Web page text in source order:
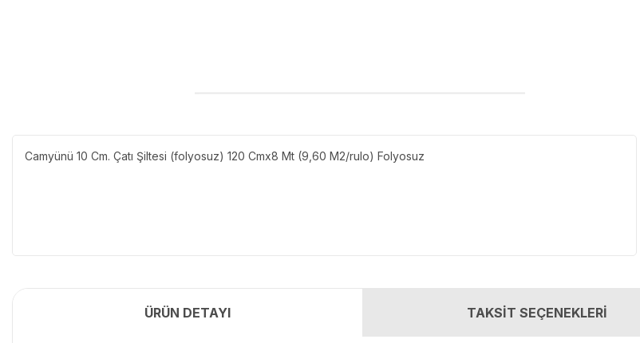
Camyünü 10 Cm. Çatı Şiltesi (folyosuz) 120 Cmx8 Mt (9,60 M2/rulo) Folyosuz
ÜRÜN DETAYI TAKSİT SEÇENEKLERİ